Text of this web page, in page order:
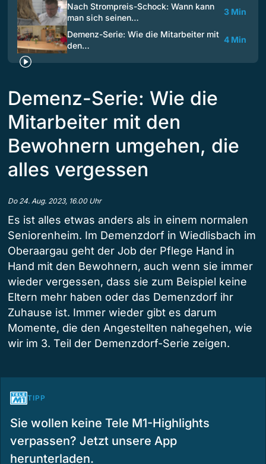
Nach Strompreis-Schock: Wann kann
man sich seinen…
3 Min
Demenz-Serie: Wie die Mitarbeiter mit
den…
4 Min
Demenz-Serie: Wie die
Mitarbeiter mit den
Bewohnern umgehen, die
alles vergessen
Do 24. Aug. 2023, 16.00 Uhr
Es ist alles etwas anders als in einem normalen
Seniorenheim. Im Demenzdorf in Wiedlisbach im
Oberaargau geht der Job der Pflege Hand in
Hand mit den Bewohnern, auch wenn sie immer
wieder vergessen, dass sie zum Beispiel keine
Eltern mehr haben oder das Demenzdorf ihr
Zuhause ist. Immer wieder gibt es darum
Momente, die den Angestellten nahegehen, wie
wir im 3. Teil der Demenzdorf-Serie zeigen.
TIPP
Sie wollen keine Tele M1-Highlights
verpassen? Jetzt unsere App
herunterladen.